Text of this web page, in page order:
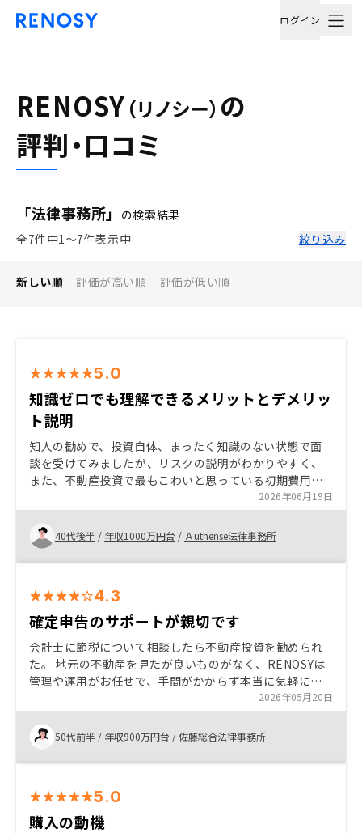
ログイン
RENOSY （リノシー） の
評判・口コミ
「法律事務所」
の検索結果
全7件中1〜7件表示中
絞り込み
新しい順 評価が高い順 評価が低い順
5.0
知識ゼロでも理解できるメリットとデメリッ
ト説明
知人の勧めで、投資自体、まったく知識のない状態で面
談を受けてみましたが、リスクの説明がわかりやすく、
また、不動産投資で最もこわいと思っている初期費用の
心配も解消され、スムーズに判断をすることができまし
た。 とりあえず、でも面談をしてみることをオススメし
ます。
2026年06月19日
40代後半 / 年収1000万円台 / Ａuthense法律事務所
4.3
確定申告のサポートが親切です
会計士に節税について相談したら不動産投資を勧められ
た。 地元の不動産を見たが良いものがなく、RENOSYは
管理や運用がお任せで、手間がかからず本当に気軽に投
資できるのでオススメです。 イベントも沢山あり、楽し
いです。 いつもありがとうございます。 平等にイベント
の機会があれば良いと思います。
2026年05月20日
50代前半 / 年収900万円台 /佐藤総合法律事務所
5.0
購入の動機